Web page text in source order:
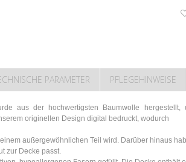
PARAMETER PFLEGEHINWEISE
aus der hochwertigsten Baumwolle
originellen Design digital bedruckt, wodurch
außergewöhnlichen Teil wird. Darüber hinaus
zur Decke passt.